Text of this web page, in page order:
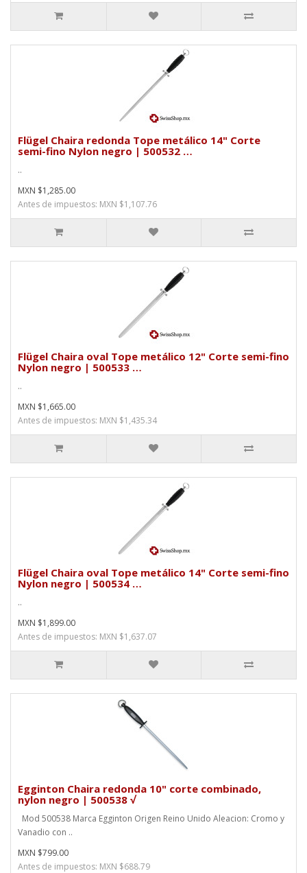
Flügel Chaira redonda Tope metálico 14" Corte
semi-fino Nylon negro | 500532 …
..
MXN $1,285.00
Antes de impuestos: MXN $1,107.76
Flügel Chaira oval Tope metálico 12" Corte semi-fino
Nylon negro | 500533 …
..
MXN $1,665.00
Antes de impuestos: MXN $1,435.34
Flügel Chaira oval Tope metálico 14" Corte semi-fino
Nylon negro | 500534 …
..
MXN $1,899.00
Antes de impuestos: MXN $1,637.07
Egginton Chaira redonda 10" corte combinado,
nylon negro | 500538 √
Mod 500538 Marca Egginton Origen Reino Unido Aleacion: Cromo y
Vanadio con ..
MXN $799.00
Antes de impuestos: MXN $688.79